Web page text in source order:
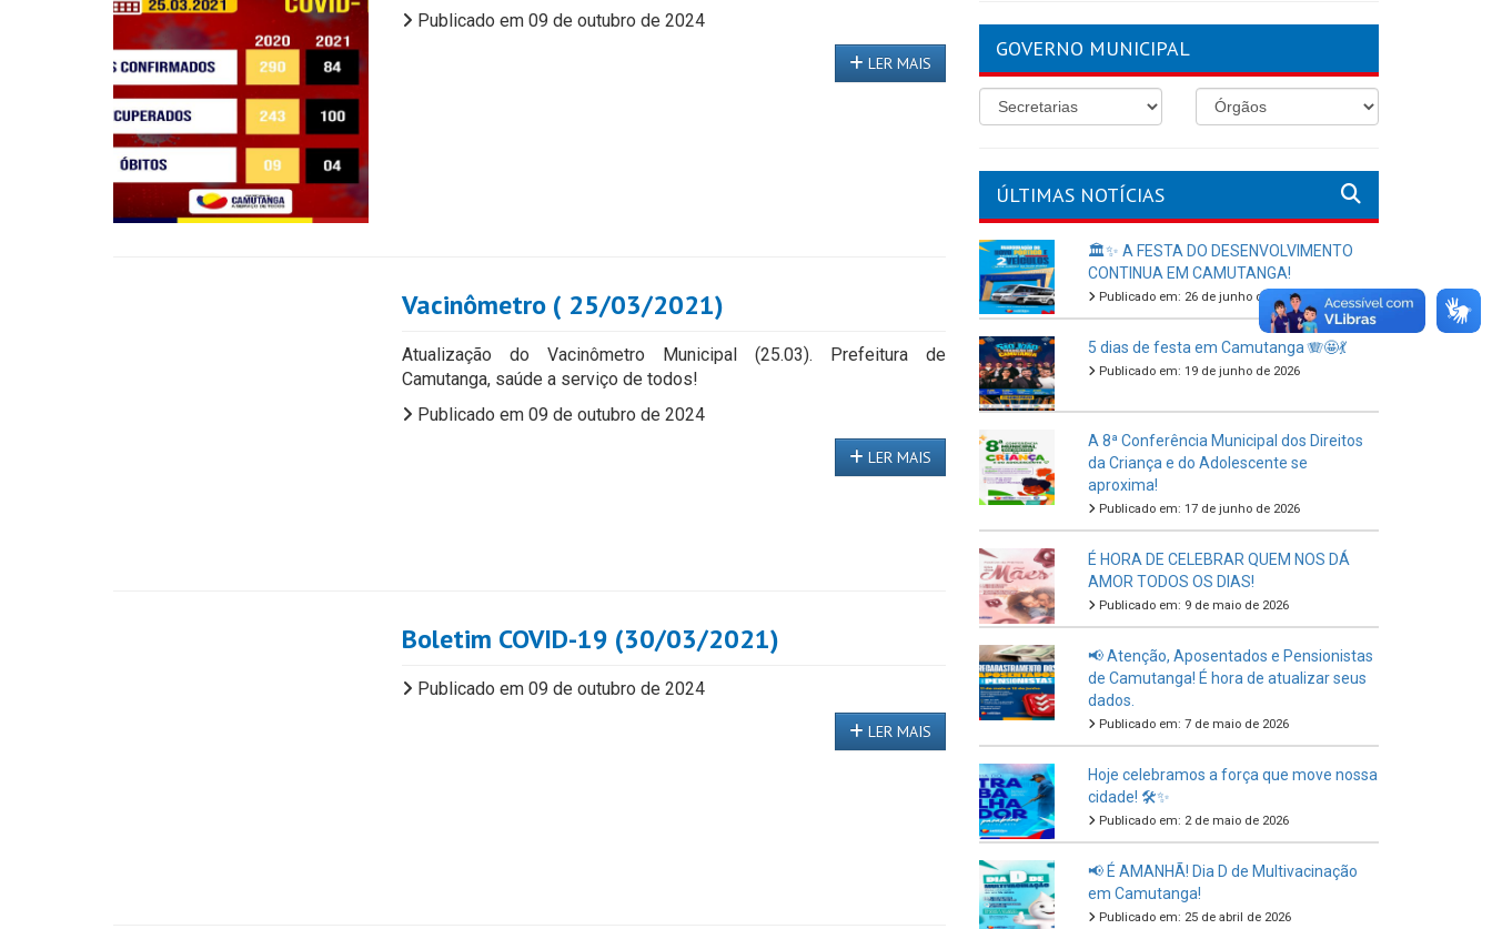
Publicado em 09 de outubro de 2024
LER MAIS
Vacinômetro ( 25/03/2021)
Atualização do Vacinômetro Municipal (25.03). Prefeitura de
Camutanga, saúde a serviço de todos!
Publicado em 09 de outubro de 2024
LER MAIS
Boletim COVID-19 (30/03/2021)
Publicado em 09 de outubro de 2024
LER MAIS
GOVERNO MUNICIPAL
ÚLTIMAS NOTÍCIAS
🏛️✨ A FESTA DO DESENVOLVIMENTO
CONTINUA EM CAMUTANGA!
Publicado em: 26 de junho de 2026
5 dias de festa em Camutanga 🪗🤩💃
Publicado em: 19 de junho de 2026
A 8ª Conferência Municipal dos Direitos
da Criança e do Adolescente se
aproxima!
Publicado em: 17 de junho de 2026
É HORA DE CELEBRAR QUEM NOS DÁ
AMOR TODOS OS DIAS!
Publicado em: 9 de maio de 2026
📢 Atenção, Aposentados e Pensionistas
de Camutanga! É hora de atualizar seus
dados.
Publicado em: 7 de maio de 2026
Hoje celebramos a força que move nossa
cidade! 🛠️✨
Publicado em: 2 de maio de 2026
📢 É AMANHÃ! Dia D de Multivacinação
em Camutanga!
Publicado em: 25 de abril de 2026